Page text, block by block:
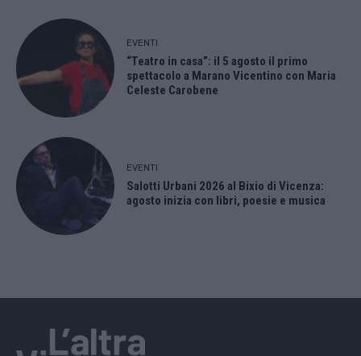
EVENTI
“Teatro in casa”: il 5 agosto il primo
spettacolo a Marano Vicentino con Maria
Celeste Carobene
EVENTI
Salotti Urbani 2026 al Bixio di Vicenza:
agosto inizia con libri, poesie e musica